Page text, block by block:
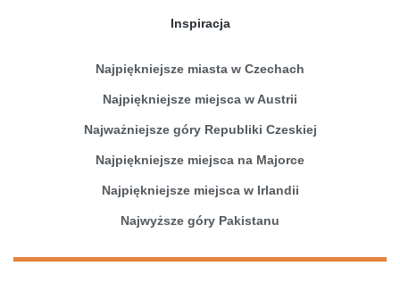
Inspiracja
Najpiękniejsze miasta w Czechach
Najpiękniejsze miejsca w Austrii
Najważniejsze góry Republiki Czeskiej
Najpiękniejsze miejsca na Majorce
Najpiękniejsze miejsca w Irlandii
Najwyższe góry Pakistanu